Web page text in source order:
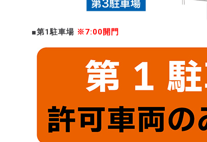
■第1駐車場 ※7:00開門